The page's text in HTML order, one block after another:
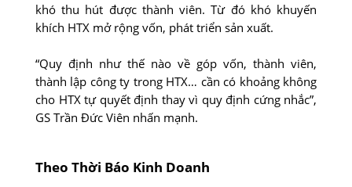
khó thu hút được thành viên. Từ đó khó khuyến
khích HTX mở rộng vốn, phát triển sản xuất.
“Quy định như thế nào về góp vốn, thành viên,
thành lập công ty trong HTX… cần có khoảng không
cho HTX tự quyết định thay vì quy định cứng nhắc”,
GS Trần Đức Viên nhấn mạnh.
Theo Thời Báo Kinh Doanh